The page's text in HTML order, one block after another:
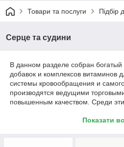
Товари та послуги Підбір
Серце та судини
В данном разделе собран
добавок и комплексов витаминов
системы кровообращения и
производятся ведущими
повышенным качеством. Среди
питания сердечной мышцы;
Показати